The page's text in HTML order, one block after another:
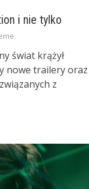
i nie tylko
świat krążył
nowe trailery oraz
z